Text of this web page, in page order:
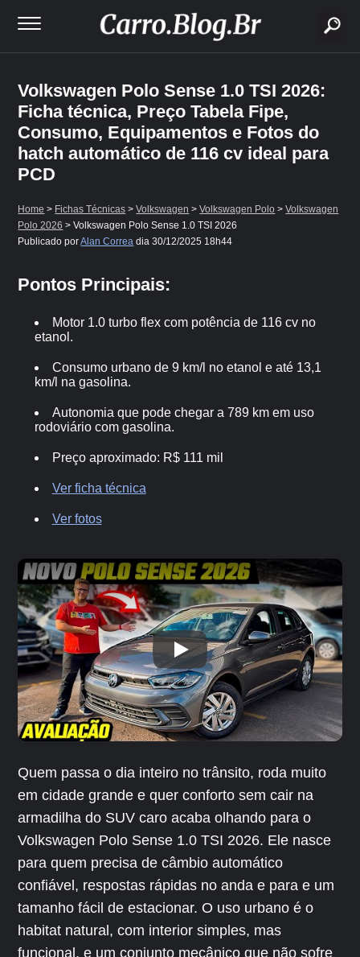
Volkswagen Polo Sense 1.0 TSI 2026:
Ficha técnica, Preço Tabela Fipe,
Consumo, Equipamentos e Fotos do
hatch automático de 116 cv ideal para
PCD
Home > Fichas Técnicas >Volkswagen >Volkswagen Polo >Volkswagen
Polo 2026 > Volkswagen Polo Sense 1.0 TSI 2026
Publicado porAlan Correa dia30/12/2025 18h44
Pontos Principais:
Motor 1.0 turbo flex com potência de 116 cv no
etanol.
Consumo urbano de 9 km/l no etanol e até 13,1
km/l na gasolina.
Autonomia que pode chegar a 789 km em uso
rodoviário com gasolina.
Preço aproximado: R$ 111 mil
Ver ficha técnica
Ver fotos
Quem passa o dia inteiro no trânsito, roda muito
em cidade grande e quer conforto sem cair na
armadilha do SUV caro acaba olhando para o
Volkswagen Polo Sense 1.0 TSI 2026. Ele nasce
para quem precisa de câmbio automático
confiável, respostas rápidas no anda e para e um
tamanho fácil de estacionar. O uso urbano é o
habitat natural, com interior simples, mas
funcional, e um conjunto mecânico que não sofre